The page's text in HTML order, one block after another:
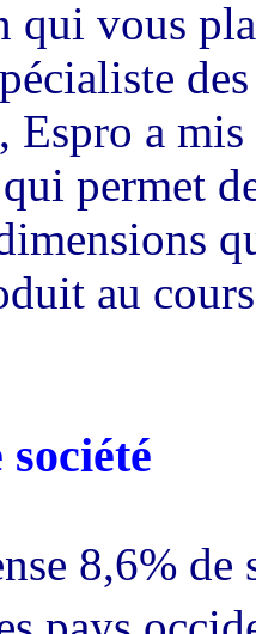
qui vous
Espro a
permet
au
8,6%